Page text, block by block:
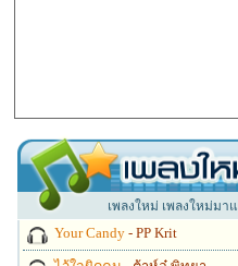
เพลงใหม่ เพลงใหม่มา
Your Candy - PP Krit